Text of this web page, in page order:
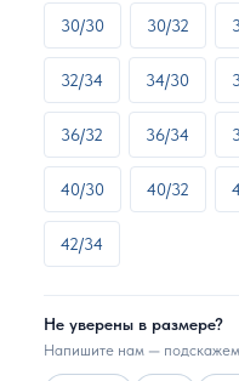
30/30 30/32
32/34 34/30
36/32 36/34
40/30 40/32
42/34
Не уверены в размере?
Напишите нам —